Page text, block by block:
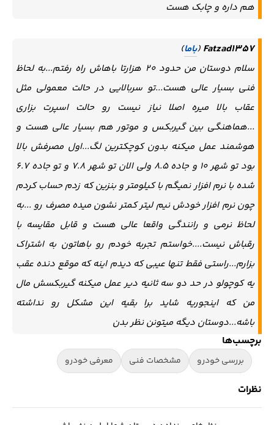
هم داره و چابک هست
Fatzad1357
(باما)
سلام دوستان من حدود ۲۰ هزارتا باهاش راه رفتم...به لحاظ
فنی بسیار عالی هست...تو سربالایی در حالت معمولی مثل
عقاب بالا میره اصلا نیاز نیست رو حالت اسپرت بزاری
...هماهنگی بین گیربکس و موتور هم بسیار عالی هست و
هوشمند عمل میکنه بدون کوچکترین لگ...اول مصرفش بالا
بود تو شهر ۱۰ و جاده ۸.۵ ولی الان تو شهر ۷.۸ و تو جاده ۶.۷
شده با نرم افزار نمیگم با کیلومتر و بنزین که زدم حساب کردم
چون نرم افزار خودش نيم لیتر کمتر نشون میده مصرف رو ...به
لحاظ نرمی و رانندگی واقعا عالی هست و قابل مقایسه با
رقباش نیست....خواستم تجربه خودم رو باهاتون به اشتراک
بزارم...راستی فقط تنها عیبی که دیدم اینه که موقع دنده عقب
یه کوچولو در حد دو سه ثانیه دیر عمل میکنه گیربکسش مال
من که اینجوریه شاید برا بقیه این مشکل رو نداشته
باشه...دوستان دیگه میتونن نظر بدن
برچسب‌ها
بررسی خودرو مشخصات فنی معرفی خودرو
نظرات